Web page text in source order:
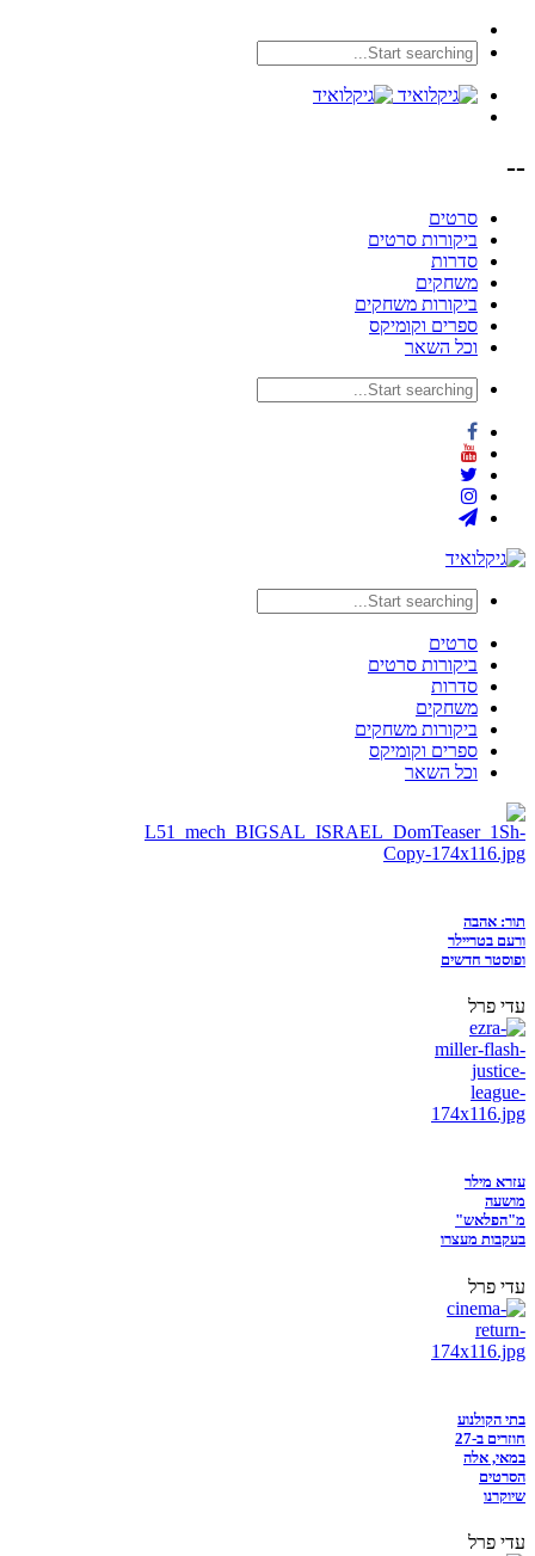
--
סרטים
ביקורות סרטים
סדרות
משחקים
ביקורות משחקים
ספרים וקומיקס
וכל השאר
סרטים
ביקורות סרטים
סדרות
משחקים
ביקורות משחקים
ספרים וקומיקס
וכל השאר
תור: אהבה
ורעם בטריילר
ופוסטר חדשים
עדי פרל
עזרא מילר
מושעה
מ"הפלאש"
בעקבות מעצרו
עדי פרל
בתי הקולנוע
חוזרים ב-27
במאי, אלה
הסרטים
שיוקרנו
עדי פרל